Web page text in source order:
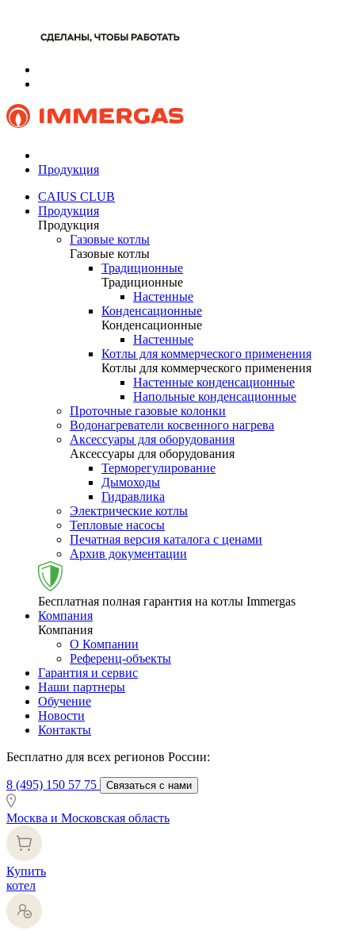
Продукция
CAIUS CLUB
Продукция
Продукция
Газовые котлы
Газовые котлы
Традиционные
Традиционные
Настенные
Конденсационные
Конденсационные
Настенные
Котлы для коммерческого применения
Котлы для коммерческого применения
Настенные конденсационные
Напольные конденсационные
Проточные газовые колонки
Водонагреватели косвенного нагрева
Аксессуары для оборудования
Аксессуары для оборудования
Терморегулирование
Дымоходы
Гидравлика
Электрические котлы
Тепловые насосы
Печатная версия каталога с ценами
Архив документации
Бесплатная полная гарантия на котлы Immergas
Компания
Компания
О Компании
Референц-объекты
Гарантия и сервис
Наши партнеры
Обучение
Новости
Контакты
Бесплатно для всех регионов России:
8 (495) 150 57 75 Связаться с нами
Москва и Московская область
Купить
котел